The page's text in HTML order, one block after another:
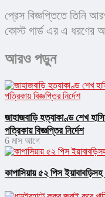
প্রেস বিজ্ঞপ্তিতে তিনি
কোস্ট গার্ড এর এ ধরণের
আরও পড়ুন
জাহাজবাড়ি হত্যাকাণ্ড শেখ
পত্রিকায় বিজ্ঞপ্তির নির্দেশ
6 মাস আগে
কাপাসিয়ায় ৫২ পিস